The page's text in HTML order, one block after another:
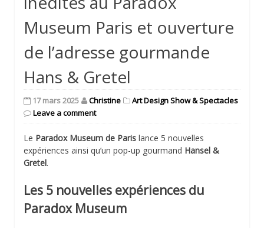
Museum Paris et ouverture
de l’adresse gourmande
Hans & Gretel
17 mars 2025 Christine
Art Design Show & Spectacles
Leave a comment
Le Paradox Museum de Paris lance 5 nouvelles
expériences ainsi qu’un pop-up gourmand Hansel &
Gretel.
Les 5 nouvelles expériences du
Paradox Museum